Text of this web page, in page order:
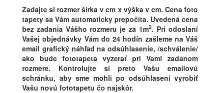
Zadajte si rozmeršírka v cm x výška v cm. Cena foto
tapety sa Vám automaticky prepočíta. Uvedená cena
bez zadania Vášho rozmeru je za 1m2. Pri odoslaní
Vašej objednávky Vám do 24 hodín zašleme na Váš
email grafický náhľad na odsúhlasenie, /schválenie/
ako bude fototapeta vyzerať pri Vami zadanom
rozmere. Kontrolujte si preto Vašu emailovú
schránku, aby sme mohli po odsúhlasení vyrobiť
Vašu novú fototapetu čo najskôr.